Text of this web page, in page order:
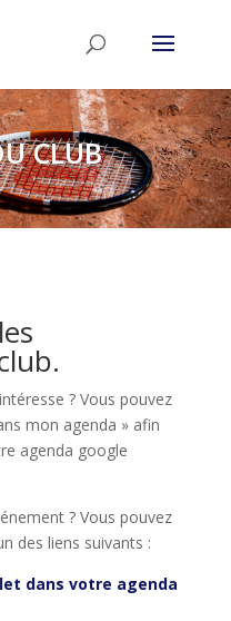
CLUB
? Vous pouvez
mon agenda » afin
agenda google
? Vous pouvez
des liens suivants :
dans votre agenda